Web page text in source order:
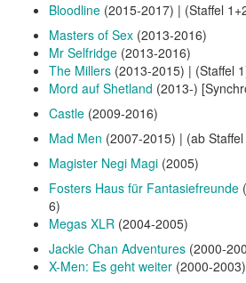
Bloodline (2015-2017) | (Staffel
Masters of Sex (2013-2016)
Mr Selfridge (2013-2016)
The Millers (2013-2015) | (Staffel
Mord auf Shetland (2013-)
Castle (2009-2016)
Mad Men (2007-2015) | (ab Staffel
Magister Negi Magi (2005)
Fosters Haus für Fantasiefreunde
6)
Megas XLR (2004-2005)
Jackie Chan Adventures (2000-
X-Men: Es geht weiter (2000-2003)